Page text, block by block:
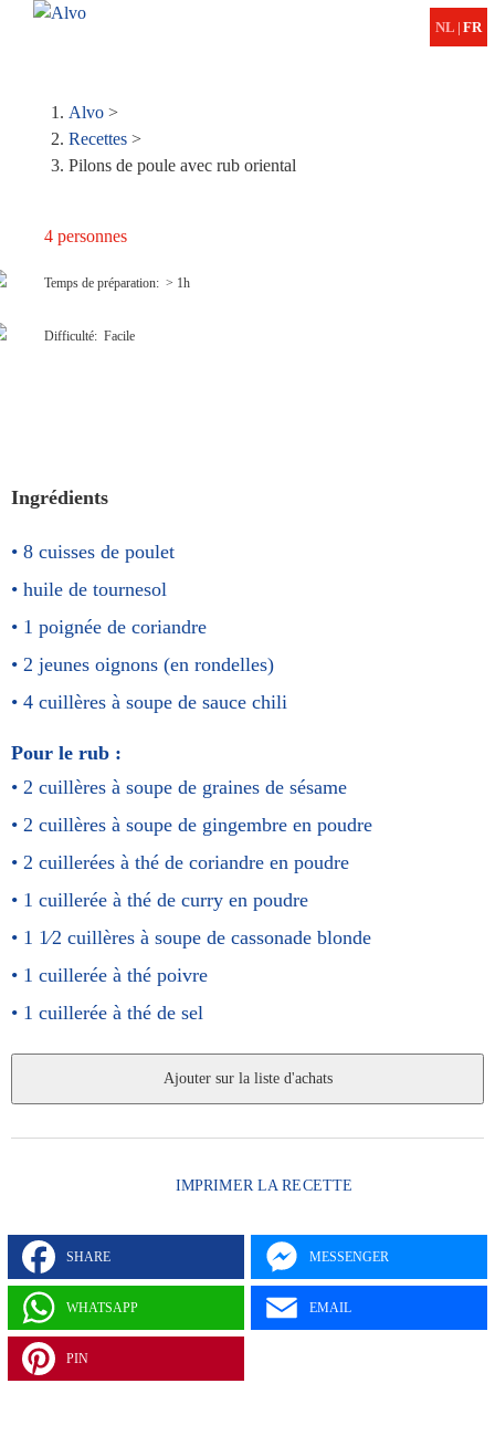
NL | FR
Fil
d'Ariane
Alvo >
Recettes >
Pilons de poule avec rub oriental
Temps de préparation > 1h
Difficulté Facile
Ingrédients
8 cuisses de poulet
huile de tournesol
1 poignée de coriandre
2 jeunes oignons (en rondelles)
4 cuillères à soupe de sauce chili
Pour le rub :
2 cuillères à soupe de graines de sésame
2 cuillères à soupe de gingembre en poudre
2 cuillerées à thé de coriandre en poudre
1 cuillerée à thé de curry en poudre
1 1⁄2 cuillères à soupe de cassonade blonde
1 cuillerée à thé poivre
1 cuillerée à thé de sel
IMPRIMER LA RECETTE
SHARE MESSENGER
WHATSAPP EMAIL
PIN